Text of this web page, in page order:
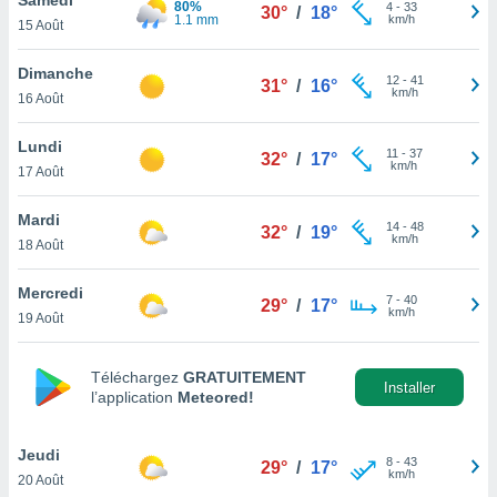
et
»,
au
vous
qu'ils
ou
le
ainsi
un
la
du
15 Août
80%
1.1 mm
30° / 18° 4- 33
km/h
Dimanche
16 Août
31° / 16° 12- 41
km/h
Lundi
17 Août
32° / 17° 11 - 37
km/h
Mardi
18 Août
32° / 19° 14- 48
km/h
Mercredi
19 Août
29° / 17° 7- 40
km/h
Téléchargez GRATUITEMENT
l’application Meteored!
Installer
Jeudi
20 Août
29° / 17° 8- 43
km/h